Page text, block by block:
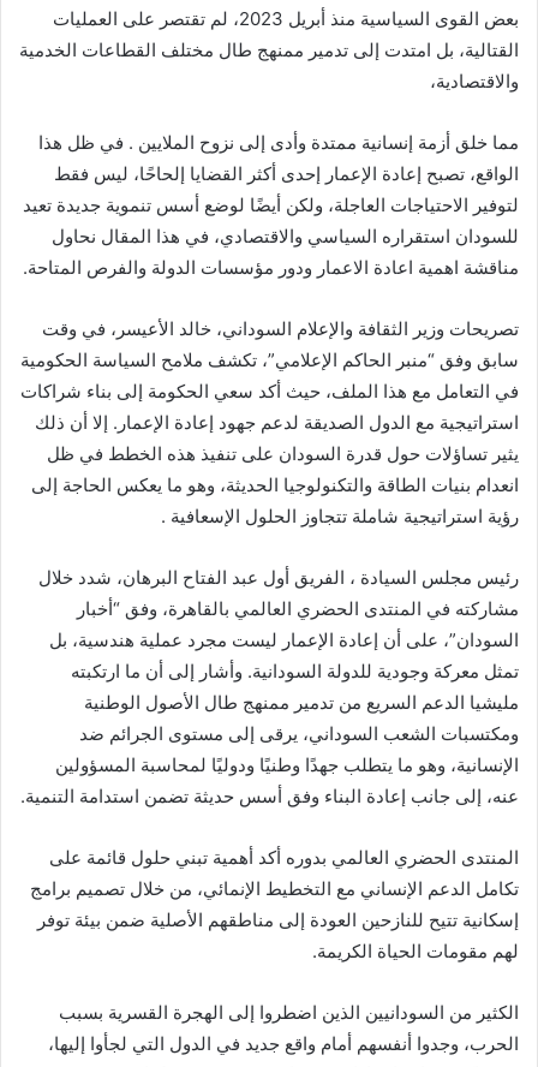
بعض القوى السياسية منذ أبريل 2023، لم تقتصر على العمليات
القتالية، بل امتدت إلى تدمير ممنهج طال مختلف القطاعات الخدمية
والاقتصادية،
مما خلق أزمة إنسانية ممتدة وأدى إلى نزوح الملايين . في ظل هذا
الواقع، تصبح إعادة الإعمار إحدى أكثر القضايا إلحاحًا، ليس فقط
لتوفير الاحتياجات العاجلة، ولكن أيضًا لوضع أسس تنموية جديدة تعيد
للسودان استقراره السياسي والاقتصادي، في هذا المقال نحاول
مناقشة اهمية اعادة الاعمار ودور مؤسسات الدولة والفرص المتاحة.
تصريحات وزير الثقافة والإعلام السوداني، خالد الأعيسر، في وقت
سابق وفق “منبر الحاكم الإعلامي”، تكشف ملامح السياسة الحكومية
في التعامل مع هذا الملف، حيث أكد سعي الحكومة إلى بناء شراكات
استراتيجية مع الدول الصديقة لدعم جهود إعادة الإعمار. إلا أن ذلك
يثير تساؤلات حول قدرة السودان على تنفيذ هذه الخطط في ظل
انعدام بنيات الطاقة والتكنولوجيا الحديثة، وهو ما يعكس الحاجة إلى
رؤية استراتيجية شاملة تتجاوز الحلول الإسعافية .
رئيس مجلس السيادة ، الفريق أول عبد الفتاح البرهان، شدد خلال
مشاركته في المنتدى الحضري العالمي بالقاهرة، وفق “أخبار
السودان”، على أن إعادة الإعمار ليست مجرد عملية هندسية، بل
تمثل معركة وجودية للدولة السودانية. وأشار إلى أن ما ارتكبته
مليشيا الدعم السريع من تدمير ممنهج طال الأصول الوطنية
ومكتسبات الشعب السوداني، يرقى إلى مستوى الجرائم ضد
الإنسانية، وهو ما يتطلب جهدًا وطنيًا ودوليًا لمحاسبة المسؤولين
عنه، إلى جانب إعادة البناء وفق أسس حديثة تضمن استدامة التنمية.
المنتدى الحضري العالمي بدوره أكد أهمية تبني حلول قائمة على
تكامل الدعم الإنساني مع التخطيط الإنمائي، من خلال تصميم برامج
إسكانية تتيح للنازحين العودة إلى مناطقهم الأصلية ضمن بيئة توفر
لهم مقومات الحياة الكريمة.
الكثير من السودانيين الذين اضطروا إلى الهجرة القسرية بسبب
الحرب، وجدوا أنفسهم أمام واقع جديد في الدول التي لجأوا إليها،